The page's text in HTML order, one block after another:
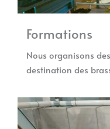
Formations
Nous organisons
destination des